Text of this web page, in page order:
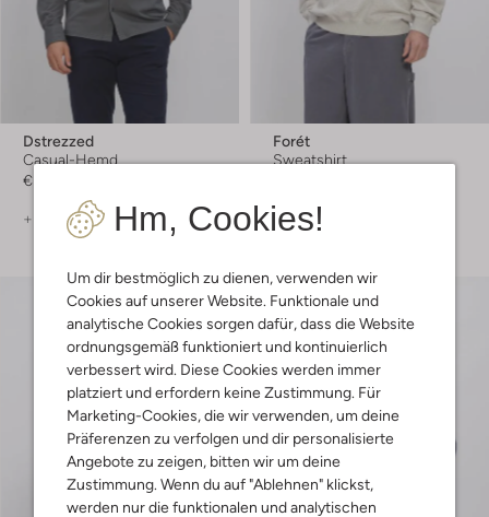
Hm, Cookies!
Um dir bestmöglich zu dienen, verwenden wir
Cookies auf unserer Website. Funktionale und
analytische Cookies sorgen dafür, dass die Website
ordnungsgemäß funktioniert und kontinuierlich
verbessert wird. Diese Cookies werden immer
platziert und erfordern keine Zustimmung. Für
Marketing-Cookies, die wir verwenden, um deine
Präferenzen zu verfolgen und dir personalisierte
Angebote zu zeigen, bitten wir um deine
Zustimmung. Wenn du auf "Ablehnen" klickst,
werden nur die funktionalen und analytischen
Dstrezzed
Casual-Hemd
€ 99,99
+ mehr farben
Forét
Sweatshirt